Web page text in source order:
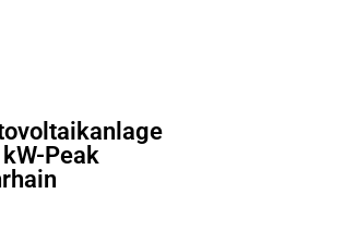
Peak